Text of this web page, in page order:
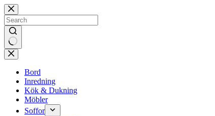
Skip
to
content
No
results
Bord
Inredning
Kök & Dukning
Möbler
Soffor